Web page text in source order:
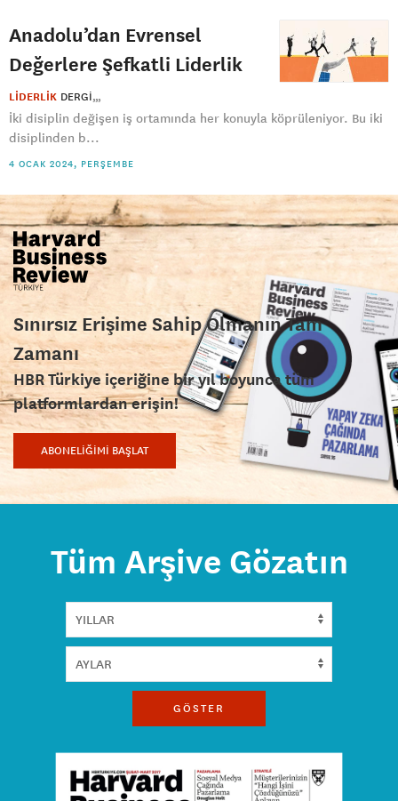
Anadolu’dan Evrensel
Değerlere Şefkatli Liderlik
LİDERLİK DERGI
İki disiplin değişen iş ortamında her konuyla köprüleniyor. Bu iki
disiplinden b...
4 OCAK 2024, PERŞEMBE
Sınırsız Erişime Sahip Olmanın Tam
Zamanı
HBR Türkiye içeriğine bir yıl boyunca tüm
platformlardan erişin!
ABONELİĞİMİ BAŞLAT
Tüm Arşive Gözatın
GÖSTER